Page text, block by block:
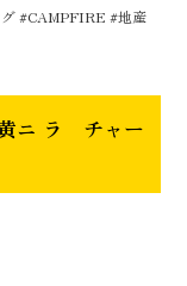
#CAMPFIRE #地産
ニ ラ チャー